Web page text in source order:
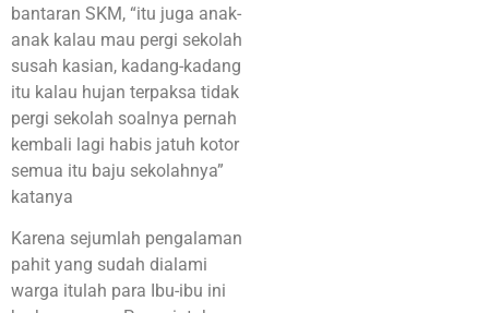
bantaran SKM, “itu juga anak-
anak kalau mau pergi sekolah
susah kasian, kadang-kadang
itu kalau hujan terpaksa tidak
pergi sekolah soalnya pernah
kembali lagi habis jatuh kotor
semua itu baju sekolahnya”
katanya
Karena sejumlah pengalaman
pahit yang sudah dialami
warga itulah para Ibu-ibu ini